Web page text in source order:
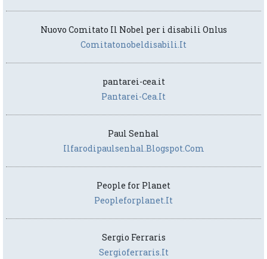
Nuovo Comitato Il Nobel per i disabili Onlus
Comitatonobeldisabili.it
pantarei-cea.it
Pantarei-Cea.it
Paul Senhal
Ilfarodipaulsenhal.blogspot.com
People for Planet
Peopleforplanet.it
Sergio Ferraris
Sergioferraris.it